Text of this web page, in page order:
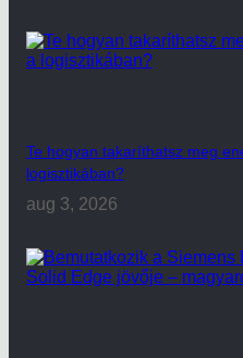
Te hogyan takaríthatsz meg
logisztikában?
aug 3, 2026